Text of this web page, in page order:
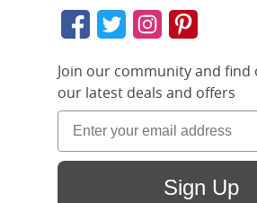
Join our community and
our latest deals and offers
Sign Up